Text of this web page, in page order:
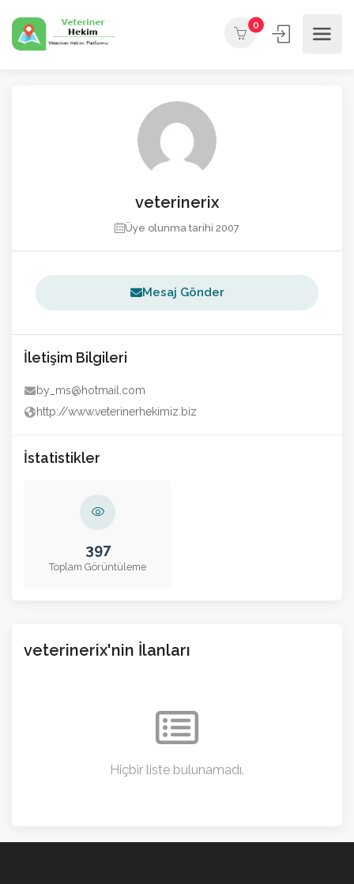
0
veterinerix
Üye olunma tarihi 2007
Mesaj Gönder
İletişim Bilgileri
by_ms@hotmail.com
http://www.veterinerhekimiz.biz
İstatistikler
veterinerix'nin İlanları
Hiçbir liste bulunamadı.